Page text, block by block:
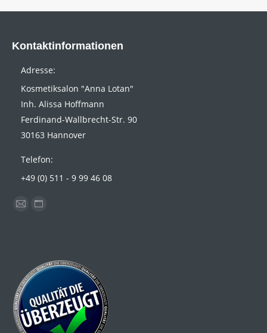
Kontaktinformationen
Adresse:
Kosmetiksalon "Anna Lotan"
Inh. Alissa Hoffmann
Ferdinand-Wallbrecht-Str. 90
30163 Hannover
Telefon:
+49 (0) 511 - 9 99 46 08
Finden Sie uns auf:
E-
in
new
window
Website
new
window